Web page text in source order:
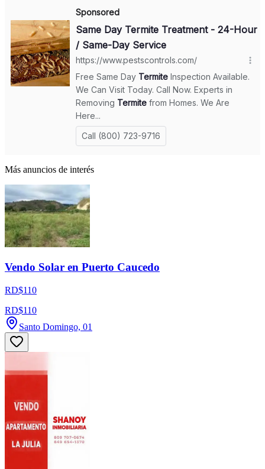
Más anuncios de interés
Vendo Solar en Puerto Caucedo
RD$110
RD$110
Santo Domingo, 01